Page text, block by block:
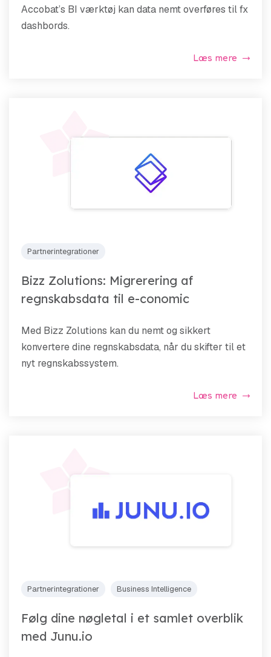
Accobat’s BI værktøj kan data nemt overføres til fx
dashbords.
Læs mere
Partnerintegrationer
Bizz Zolutions: Migrerering af
regnskabsdata til e-conomic
Med Bizz Zolutions kan du nemt og sikkert
konvertere dine regnskabsdata, når du skifter til et
nyt regnskabssystem.
Læs mere
Partnerintegrationer Business Intelligence
Følg dine nøgletal i et samlet overblik
med Junu.io